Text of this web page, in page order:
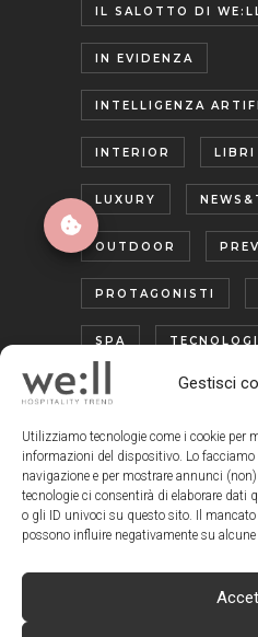
Gestisci
Utilizziamo tecnologie come i cookie per
informazioni del dispositivo. Lo facciamo
navigazione e per mostrare annunci
tecnologie ci consentirà di elaborare dati
o gli ID univoci su questo sito. Il mancato
possono influire negativamente su
IL SALOTTO DI
IN EVIDENZA
INTELLIGENZA
INTERIOR LIBRI
LUXURY
OUTDOOR
PROTAGONISTI
SPA
TURISMO
WELLNESS